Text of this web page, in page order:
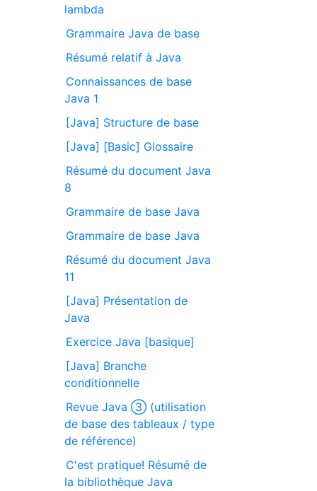
lambda
Grammaire Java de base
Résumé relatif à Java
Connaissances de base
Java 1
[Java] Structure de base
[Java] [Basic] Glossaire
Résumé du document Java
8
Grammaire de base Java
Grammaire de base Java
Résumé du document Java
11
[Java] Présentation de
Java
Exercice Java [basique]
[Java] Branche
conditionnelle
Revue Java ③ (utilisation
de base des tableaux / type
de référence)
C'est pratique! Résumé de
la bibliothèque Java